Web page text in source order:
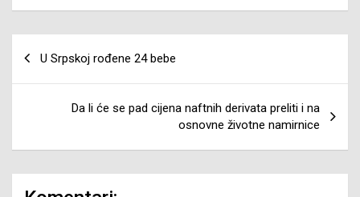
članaka
U Srpskoj rođene 24 bebe
Da li će se pad cijena naftnih derivata preliti i na
osnovne životne namirnice